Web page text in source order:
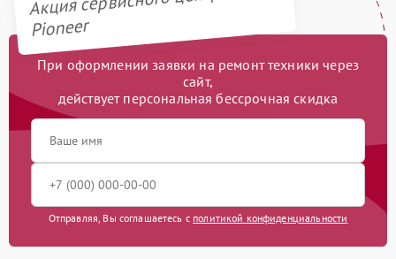
Pioneer
При оформлении заявки на ремонт техники через
сайт,
действует персональная бессрочная скидка
Отправляя, Вы соглашаетесь с политикой конфиденциальности